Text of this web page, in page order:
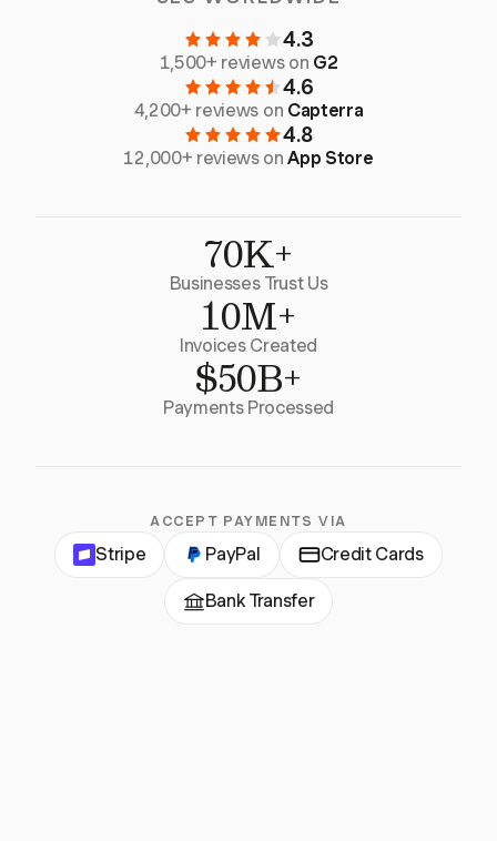
4.3
1,500+ reviews on G2
4.6
4,200+ reviews on Capterra
4.8
12,000+ reviews onApp Store
70K+
Businesses Trust Us
10M+
Invoices Created
$50B+
Payments Processed
ACCEPT PAYMENTS VIA
Stripe PayPal Credit Cards
Bank Transfer